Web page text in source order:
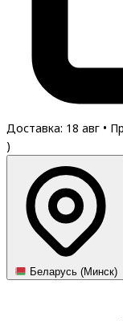
Доставка: 18 авг •
)
Беларусь (Минск)